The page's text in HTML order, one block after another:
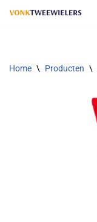
de
Home \ Producten \